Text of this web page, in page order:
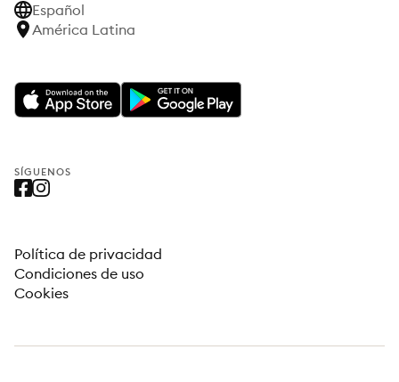
Español
América Latina
SÍGUENOS
Política de privacidad
Condiciones de uso
Cookies